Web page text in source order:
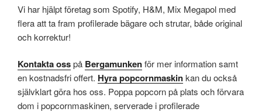
Vi har hjälpt företag som Spotify, H&M, Mix Megapol med
flera att ta fram profilerade bägare och strutar, både original
och korrektur!
Kontakta osspå Bergamunkenför mer information samt
en kostnadsfri offert. Hyra popcornmaskinkan du också
självklart göra hos oss. Poppa popcorn på plats och förvara
dom i popcornmaskinen, serverade i profilerade